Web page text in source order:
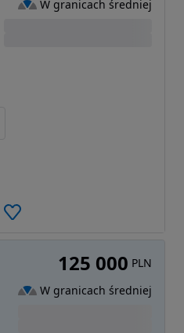
W granicach średniej
125 000 PLN
W granicach średniej